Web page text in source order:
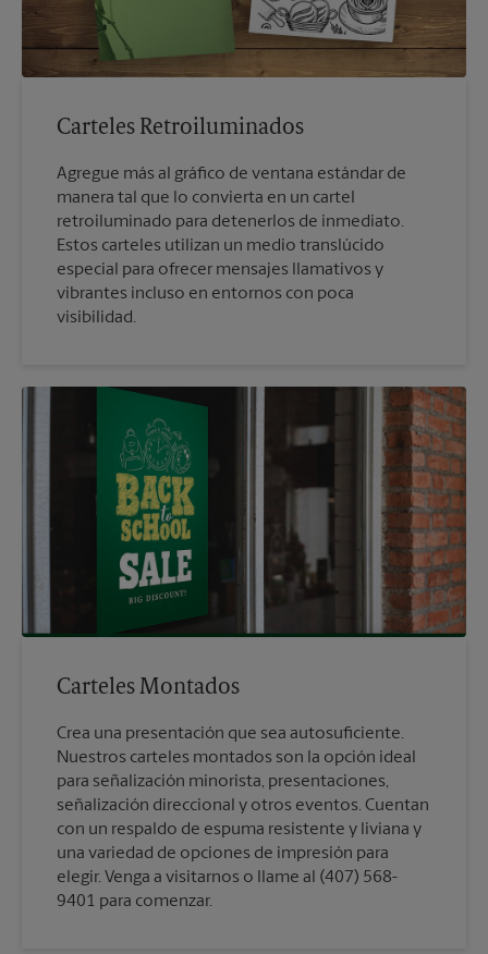
Carteles Retroiluminados
Agregue más al gráfico de ventana estándar de
manera tal que lo convierta en un cartel
retroiluminado para detenerlos de inmediato.
Estos carteles utilizan un medio translúcido
especial para ofrecer mensajes llamativos y
vibrantes incluso en entornos con poca
visibilidad.
Carteles Montados
Crea una presentación que sea autosuficiente.
Nuestros carteles montados son la opción ideal
para señalización minorista, presentaciones,
señalización direccional y otros eventos. Cuentan
con un respaldo de espuma resistente y liviana y
una variedad de opciones de impresión para
elegir. Venga a visitarnos o llame al (407) 568-
9401 para comenzar.